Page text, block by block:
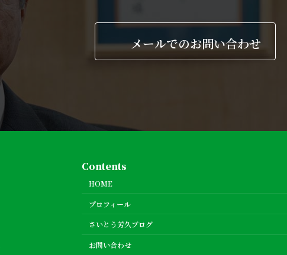
メールでのお問い合わせ
Contents
HOME
プロフィール
さいとう芳久ブログ
お問い合わせ